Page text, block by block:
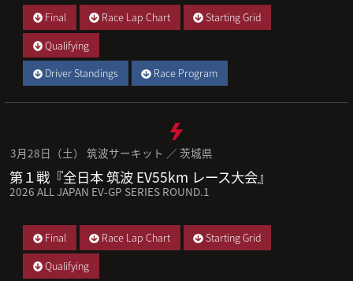
Final Race Lap Chart
Starting Grid
Qualifying
Driver Standings
Race Program
3月28日（土） 筑波サーキット ／ 茨城県
第１戦『全日本 筑波 EV55km レース大会』
2026 ALL JAPAN EV-GP SERIES ROUND.1
Final Race Lap Chart
Starting Grid
Qualifying